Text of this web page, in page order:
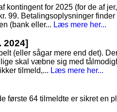
for 2025 (for de af
99. Betalingsoplysninger
(bank eller... Læs mere her...
2024]
(eller sågar mere end det).
skal væbne sig med
tilmeld,... Læs mere her...
første 64 tilmeldte er sikret en